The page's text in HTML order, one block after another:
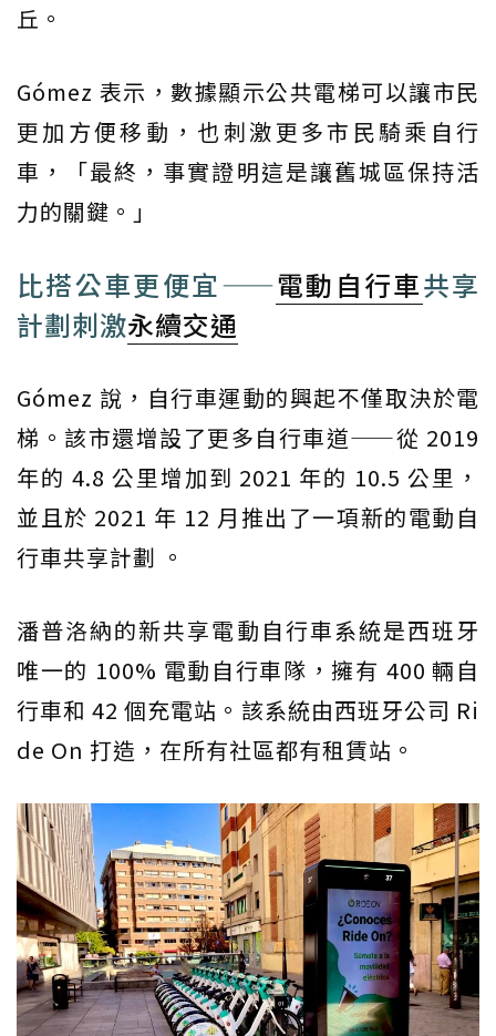
丘。
Gómez 表示，數據顯示公共電梯可以讓市民
更加方便移動，也刺激更多市民騎乘自行
車，「最終，事實證明這是讓舊城區保持活
力的關鍵。」
比搭公車更便宜——電動自行車共享
計劃刺激永續交通
Gómez 說，自行車運動的興起不僅取決於電
梯。該市還增設了更多自行車道——從 2019
年的 4.8 公里增加到 2021 年的 10.5 公里，
並且於 2021 年 12 月推出了一項新的電動自
行車共享計劃 。
潘普洛納的新共享電動自行車系統是西班牙
唯一的 100% 電動自行車隊，擁有 400 輛自
行車和 42 個充電站。該系統由西班牙公司 Ri
de On 打造，在所有社區都有租賃站。